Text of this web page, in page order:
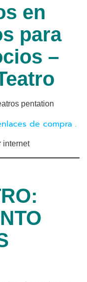
en
para
–
de compra .
internet